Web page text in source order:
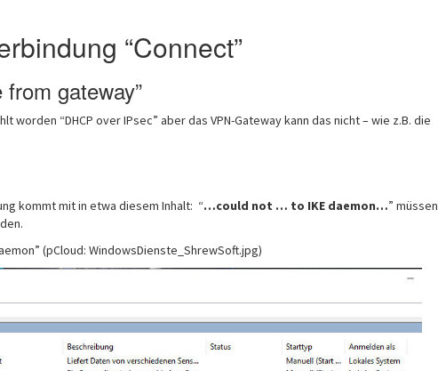
“Connect”
gateway”
worden “DHCP over IPsec” aber das VPN-Gateway kann das nicht – wie z.B. die
kommt mit in etwa diesem Inhalt: “…could not … to IKE daemon…” müssen
(pCloud: WindowsDienste_ShrewSoft.jpg)